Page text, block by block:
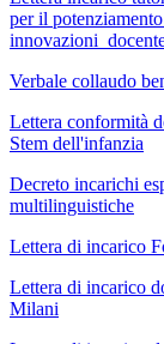
per il
innovazioni
Verbale collaudo
Lettera conformità
Stem dell'infanzia
Decreto incarichi
multilinguistiche
Lettera di incarico
Lettera di incarico
Milani